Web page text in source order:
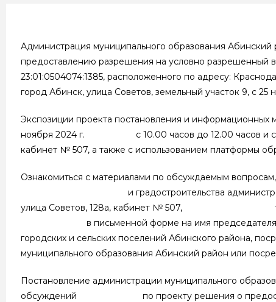
Администрация муниципального образования
предоставлению разрешения на условно разрешенный
23:01:0504074:1385, расположенного по адресу:
город Абинск, улица Советов, земельный участок 9, с 25
Экспозиции проекта постановления и информационных
ноября 2024 г. с 10.00 часов до 12.00 часов и с
кабинет № 507, а также с использованием платформы
Ознакомиться с материалами по обсуждаемым
и градостроительства администрации
улица Советов, 128а, кабинет № 507, тел. 4-17-
в письменной форме на имя председателя
городских и сельских поселений Абинского района,
муниципального образования Абинский район или
Постановление администрации муниципального
обсуждений по проекту решения о